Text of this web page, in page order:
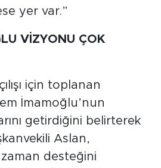
yer var.”
VİZYONU ÇOK
için toplanan
İmamoğlu’nun
getirdiğini belirterek
Aslan,
zaman desteğini